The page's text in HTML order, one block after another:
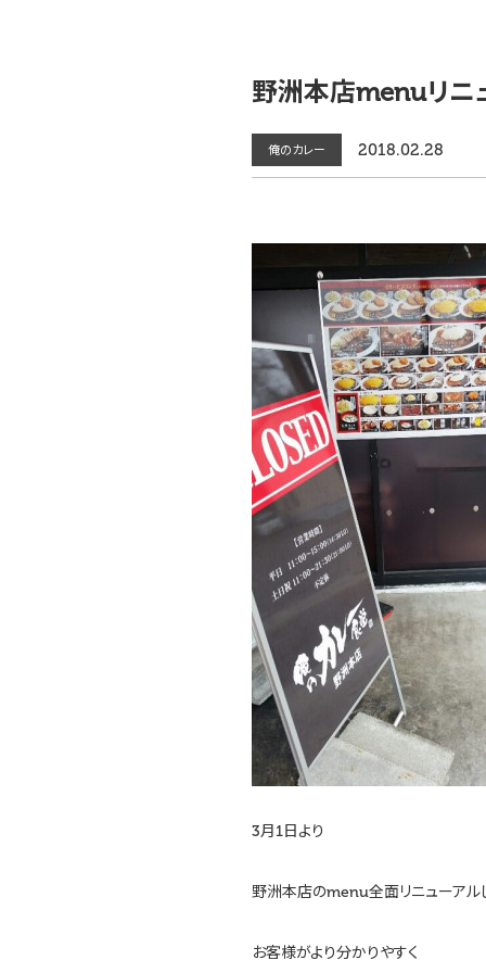
野洲本店menuリニ
俺のカレー 2018.02.28
3月1日より
野洲本店のmenu全面リニューアル
お客様がより分かりやすく